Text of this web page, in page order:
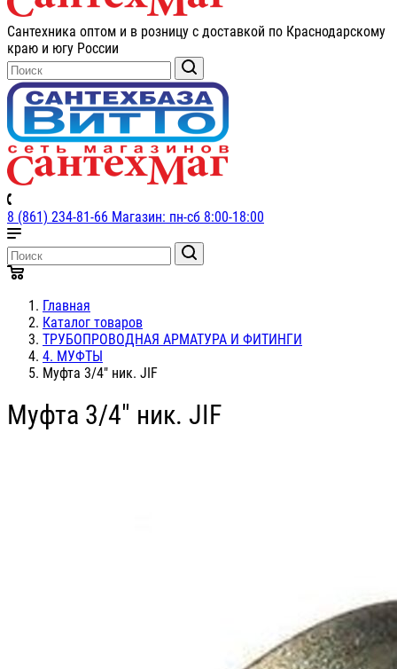
Сантехника оптом и в розницу с доставкой по Краснодарскому
краю и югу России
8 (861) 234-81-66 Магазин: пн-сб 8:00-18:00
Главная
Каталог товаров
ТРУБОПРОВОДНАЯ АРМАТУРА И ФИТИНГИ
4. МУФТЫ
Муфта 3/4" ник. JIF
Муфта 3/4" ник. JIF